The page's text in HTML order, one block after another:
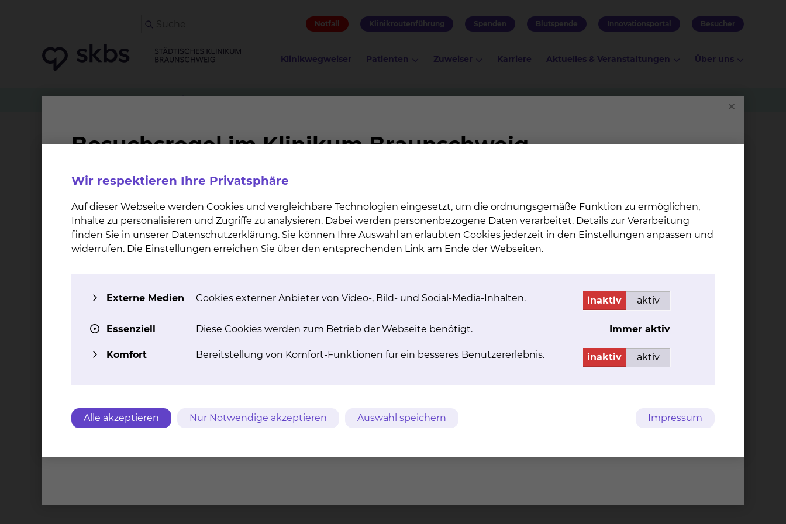
Notfall Klinikroutenführung Spenden Blutspende Innovationsportal Besucher
Klinikwegweiser Patienten Zuweiser Karriere Aktuelles & Veranstaltungen Über uns
Spenden skbs: Verbundenheit neu denken
skbs: Verbundenheit neu denken
Unsere Mission:
Das skbs ist die Ikone für die individuelle Qualität in der Gesundheitsversorgung.
Wir setzen uns in allen Bereichen dafür ein, Spitzenmedizin, Menschlichkeit und Innovation zu verbinden.
Viele Wege, ein Ziel:
aufs Essen haben.
Grenzen überwinden:
Unterstützung.
Wir respektieren Ihre Privatsphäre
Auf dieser Webseite werden Cookies und vergleichbare Technologien eingesetzt, um die ordnungsgemäße Funktion zu ermöglichen,
Inhalte zu personalisieren und Zugriffe zu analysieren. Dabei werden personenbezogene Daten verarbeitet. Details zur Verarbeitung
finden Sie in unserer Datenschutzerklärung. Sie können Ihre Auswahl an erlaubten Cookies jederzeit in den Einstellungen anpassen und
widerrufen. Die Einstellungen erreichen Sie über den entsprechenden Link am Ende der Webseiten.
Externe Medien Cookies externer Anbieter von Video-, Bild- und Social-Media-Inhalten. inaktiv aktiv
Essenziell Diese Cookies werden zum Betrieb der Webseite benötigt. Immer aktiv
Komfort Bereitstellung von Komfort-Funktionen für ein besseres Benutzererlebnis. inaktiv aktiv
Alle akzeptieren Nur Notwendige akzeptieren Auswahl speichern Impressum